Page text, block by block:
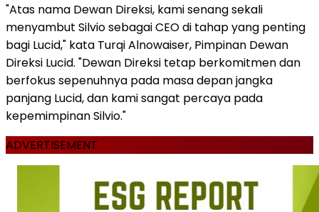
"Atas nama Dewan Direksi, kami senang sekali
menyambut Silvio sebagai CEO di tahap yang penting
bagi Lucid," kata Turqi Alnowaiser, Pimpinan Dewan
Direksi Lucid. "Dewan Direksi tetap berkomitmen dan
berfokus sepenuhnya pada masa depan jangka
panjang Lucid, dan kami sangat percaya pada
kepemimpinan Silvio."
ADVERTISEMENT